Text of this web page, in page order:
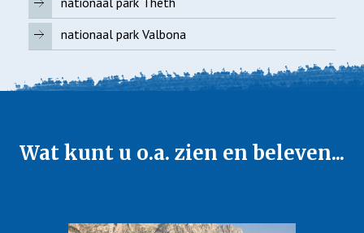
nationaal park Valbona
Wat kunt u o.a. zien en beleven...